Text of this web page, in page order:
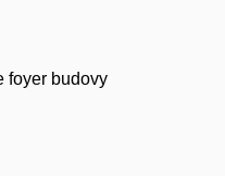
foyer budovy